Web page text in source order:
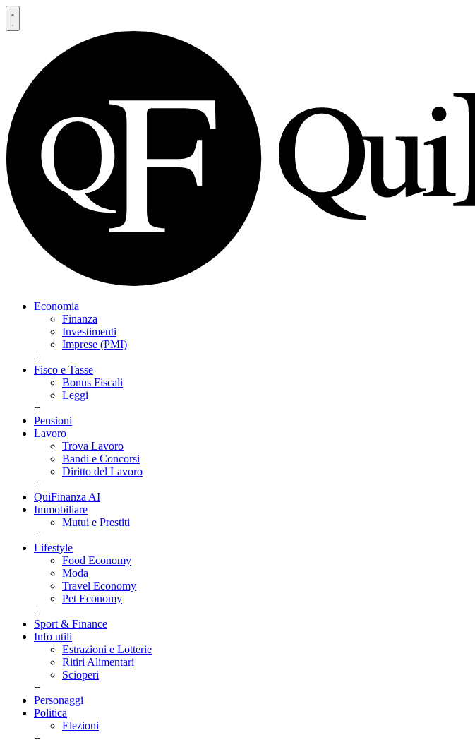
Economia
Finanza
Investimenti
Imprese (PMI)
+
Fisco e Tasse
Bonus Fiscali
Leggi
+
Pensioni
Lavoro
Trova Lavoro
Bandi e Concorsi
Diritto del Lavoro
+
QuiFinanza AI
Immobiliare
Mutui e Prestiti
+
Lifestyle
Food Economy
Moda
Travel Economy
Pet Economy
+
Sport & Finance
Info utili
Estrazioni e Lotterie
Ritiri Alimentari
Scioperi
+
Personaggi
Politica
Elezioni